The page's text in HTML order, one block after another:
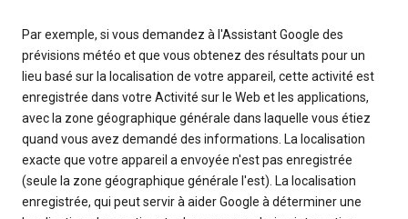
Par exemple, si vous demandez à l'Assistant Google des
prévisions météo et que vous obtenez des résultats pour un
lieu basé sur la localisation de votre appareil, cette activité est
enregistrée dans votre Activité sur le Web et les applications,
avec la zone géographique générale dans laquelle vous étiez
quand vous avez demandé des informations. La localisation
exacte que votre appareil a envoyée n'est pas enregistrée
(seule la zone géographique générale l'est). La localisation
enregistrée, qui peut servir à aider Google à déterminer une